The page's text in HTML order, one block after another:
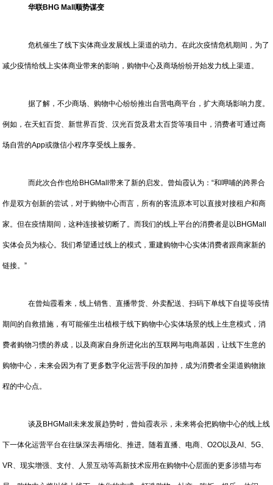
华联BHG Mall顺势谋变
危机催生了线下实体商业发展线上渠道的动力。在此次疫情危机期间，为了
减少疫情给线上实体商业带来的影响，购物中心及商场纷纷开始发力线上渠道。
据了解，不少商场、购物中心纷纷推出自营电商平台，扩大商场影响力度。
例如，在天虹百货、新世界百货、汉光百货及君太百货等项目中，消费者可通过商
场自营的App或微信小程序享受线上服务。
而此次合作也给BHGMall带来了新的启发。曾灿霞认为：“和呷哺的跨界合
作是双方创新的尝试，对于购物中心而言，所有的客流原本可以直接对接租户和商
家。但在疫情期间，这种连接被切断了。而我们的线上平台的消费者是以BHGMall
实体会员为核心。我们希望通过线上的模式，重建购物中心实体消费者跟商家新的
链接。”
在曾灿霞看来，线上销售、直播带货、外卖配送、扫码下单线下自提等疫情
期间的自救措施，有可能催生出植根于线下购物中心实体场景的线上生意模式，消
费者购物习惯的养成，以及商家自身所进化出的互联网与电商基因，让线下生意的
购物中心，未来会因为有了更多数字化运营手段的加持，成为消费者全渠道购物旅
程的中心点。
谈及BHGMall未来发展趋势时，曾灿霞表示，未来将会把购物中心的线上线
下一体化运营平台在往纵深去再细化、推进。随着直播、电商、O2O以及AI、5G、
VR、现实增强、支付、人景互动等高新技术应用在购物中心层面的更多涉猎与布